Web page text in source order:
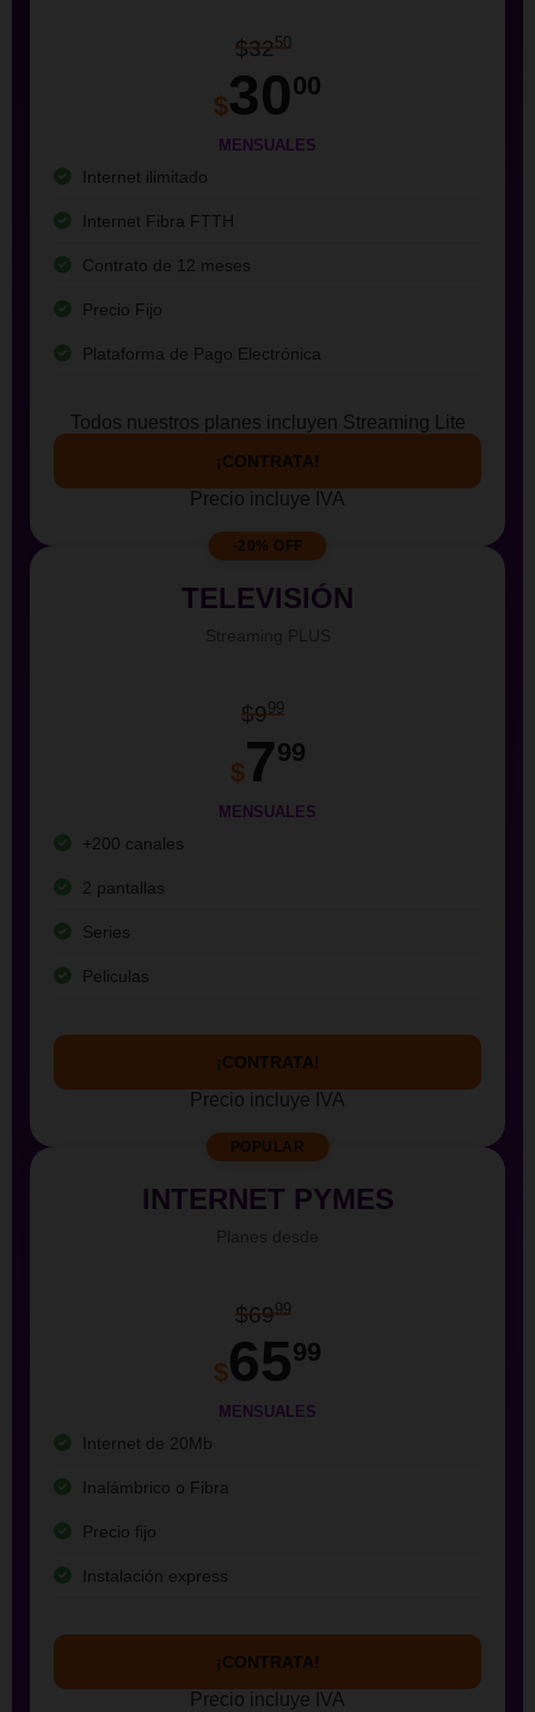
$3250
$3000
MENSUALES
Internet ilimitado
Internet Fibra FTTH
Contrato de 12 meses
Precio Fijo
Plataforma de Pago Electrónica
Todos nuestros planes incluyen Streaming Lite
¡CONTRATA!
Precio incluye IVA
-20% OFF
TELEVISIÓN
$999
$799
MENSUALES
+200 canales
2 pantallas
Series
Peliculas
¡CONTRATA!
Precio incluye IVA
POPULAR
INTERNET PYMES
$6999
$6599
MENSUALES
Internet de 20Mb
Inalámbrico o Fibra
Precio fijo
Instalación express
¡CONTRATA!
Precio incluye IVA